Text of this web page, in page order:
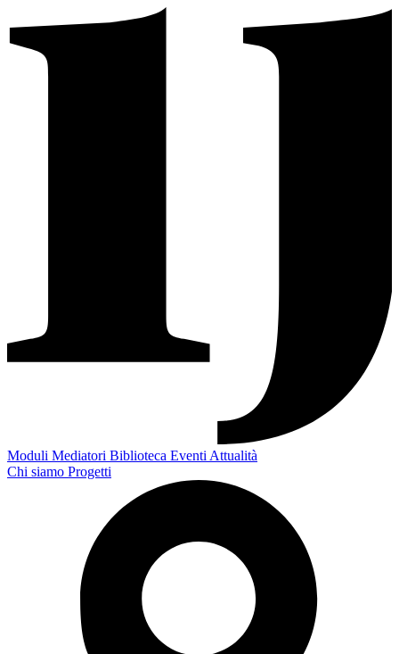
Moduli Mediatori Biblioteca Eventi Attualità
Chi siamo Progetti